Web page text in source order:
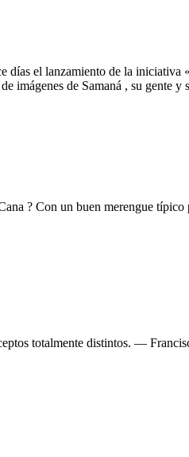
el lanzamiento de la
imágenes de Samaná , su gente y
? Con un buen merengue
totalmente distintos. —